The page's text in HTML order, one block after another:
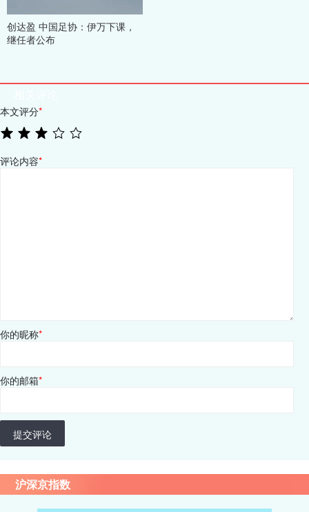
创达盈 中国足协：伊万下课，
继任者公布
本文评分*
评论内容*
你的昵称*
你的邮箱*
提交评论
沪深京指数